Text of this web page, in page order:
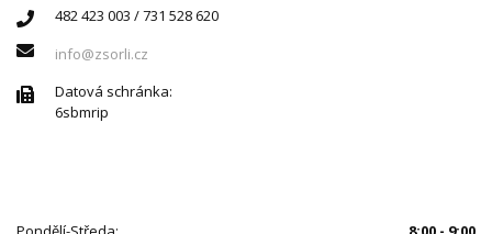
482 423 003 / 731 528 620
info@zsorli.cz
Datová schránka:
6sbmrip